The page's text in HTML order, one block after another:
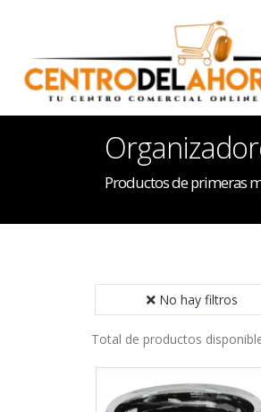
Productos de primeras
No hay filtros
Total de productos